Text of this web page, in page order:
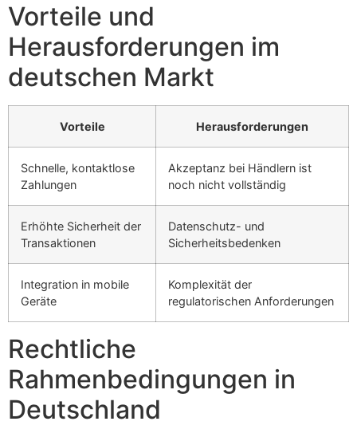
Vorteile und
Herausforderungen im
deutschen Markt
Vorteile Herausforderungen
Schnelle, kontaktlose
Zahlungen
Akzeptanz bei Händlern ist
noch nicht vollständig
Erhöhte Sicherheit der
Transaktionen
Datenschutz- und
Sicherheitsbedenken
Integration in mobile
Geräte
Komplexität der
regulatorischen Anforderungen
Rechtliche
Rahmenbedingungen in
Deutschland